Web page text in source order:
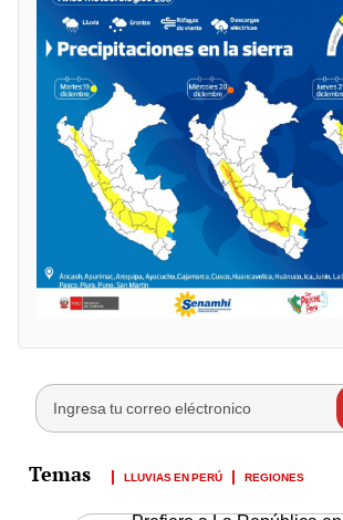
LLUVIAS EN PERÚ REGIONES